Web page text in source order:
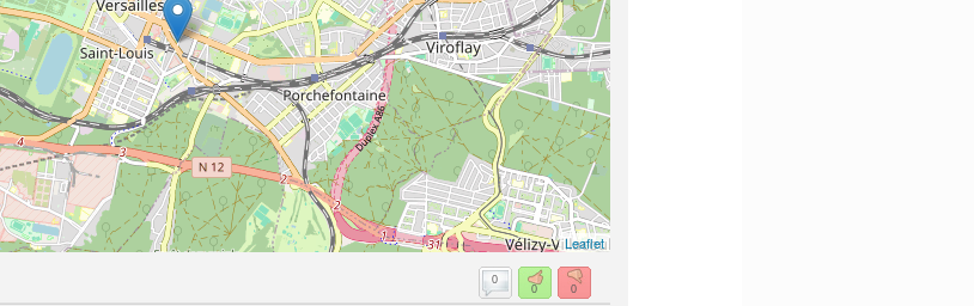
Leaflet
0
0
0